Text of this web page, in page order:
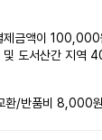
제금액이 100,000
및 도서산간 지역
/반품비 8,000원